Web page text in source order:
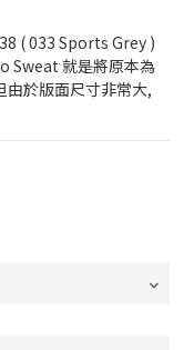
( 033 Sports Grey )
Sweat 就是將原本為
於版面尺寸非常大,